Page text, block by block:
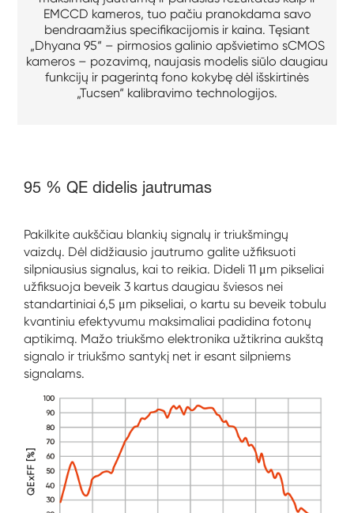
EMCCD kameros, tuo pačiu pranokdama savo
bendraamžius specifikacijomis ir kaina. Tęsiant
„Dhyana 95“ – pirmosios galinio apšvietimo sCMOS
kameros – pozavimą, naujasis modelis siūlo daugiau
funkcijų ir pagerintą fono kokybę dėl išskirtinės
„Tucsen“ kalibravimo technologijos.
95 % QE didelis jautrumas
Pakilkite aukščiau blankių signalų ir triukšmingų
vaizdų. Dėl didžiausio jautrumo galite užfiksuoti
silpniausius signalus, kai to reikia. Dideli 11 μm pikseliai
užfiksuoja beveik 3 kartus daugiau šviesos nei
standartiniai 6,5 μm pikseliai, o kartu su beveik tobulu
kvantiniu efektyvumu maksimaliai padidina fotonų
aptikimą. Mažo triukšmo elektronika užtikrina aukštą
signalo ir triukšmo santykį net ir esant silpniems
signalams.